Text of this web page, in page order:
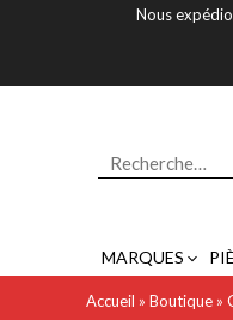
Nous
MARQUES
Accueil » Boutique »